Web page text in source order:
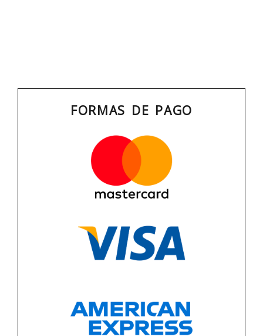
FORMAS DE PAGO